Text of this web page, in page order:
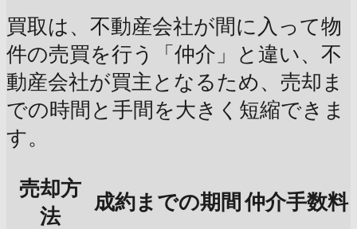
買取は、不動産会社が間に入って物
件の売買を行う「仲介」と違い、不
動産会社が買主となるため、売却ま
での時間と手間を大きく短縮できま
す。
売却方
法
成約までの期間 仲介手数料